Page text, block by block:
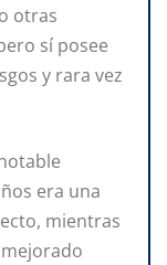
otras
sí posee
y rara vez
era una
mientras